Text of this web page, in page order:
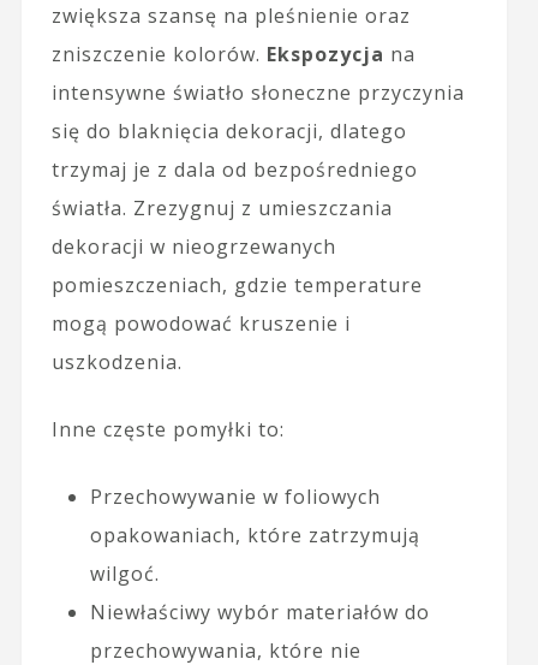
zwiększa szansę na pleśnienie oraz
zniszczenie kolorów. Ekspozycja na
intensywne światło słoneczne przyczynia
się do blaknięcia dekoracji, dlatego
trzymaj je z dala od bezpośredniego
światła. Zrezygnuj z umieszczania
dekoracji w nieogrzewanych
pomieszczeniach, gdzie temperature
mogą powodować kruszenie i
uszkodzenia.
Inne częste pomyłki to:
Przechowywanie w foliowych
opakowaniach, które zatrzymują
wilgoć.
Niewłaściwy wybór materiałów do
przechowywania, które nie